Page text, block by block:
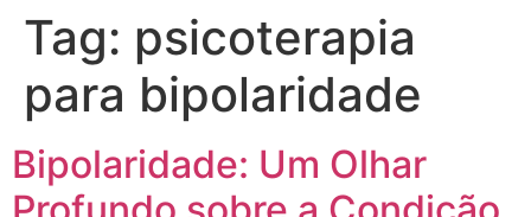
Tag: psicoterapia
para bipolaridade
Bipolaridade: Um Olhar